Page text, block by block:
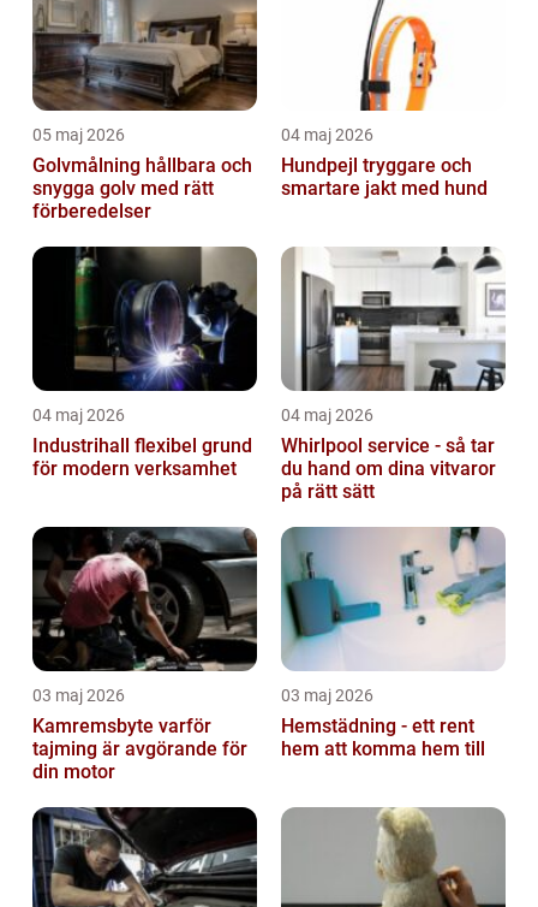
05 maj 2026
Golvmålning hållbara och
snygga golv med rätt
förberedelser
04 maj 2026
Hundpejl tryggare och
smartare jakt med hund
04 maj 2026
Industrihall flexibel grund
för modern verksamhet
04 maj 2026
Whirlpool service - så tar
du hand om dina vitvaror
på rätt sätt
03 maj 2026
Kamremsbyte varför
tajming är avgörande för
din motor
03 maj 2026
Hemstädning - ett rent
hem att komma hem till